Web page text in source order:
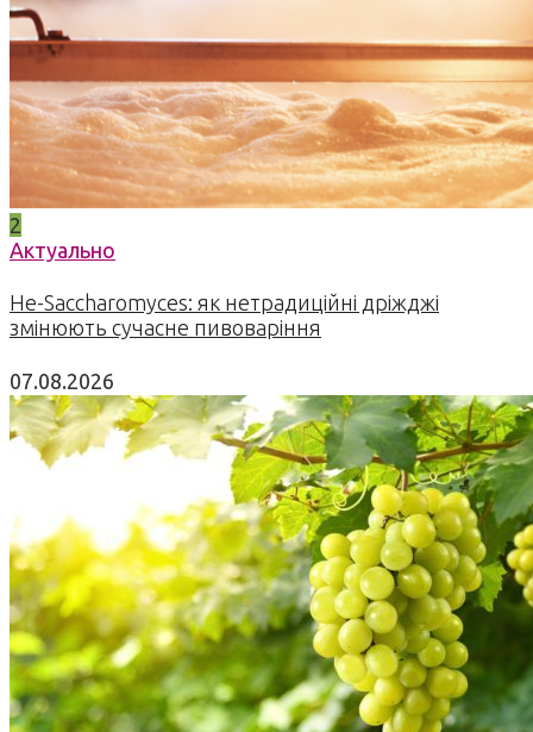
2
Актуально
Не-Saccharomyces: як нетрадиційні дріжджі
змінюють сучасне пивоваріння
07.08.2026